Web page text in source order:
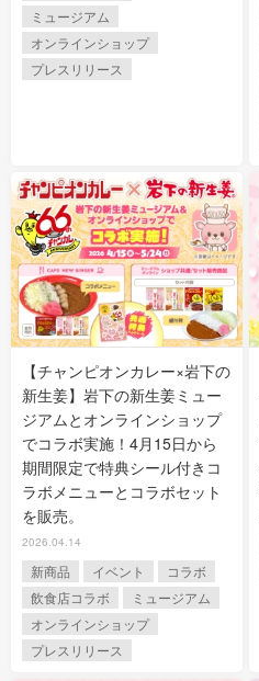
ミュージアム
オンラインショップ
プレスリリース
【チャンピオンカレー×岩下の
新生姜】岩下の新生姜ミュー
ジアムとオンラインショップ
でコラボ実施！4月15日から
期間限定で特典シール付きコ
ラボメニューとコラボセット
を販売。
2026.04.14
新商品 イベント
コラボ
飲食店コラボ
ミュージアム
オンラインショップ
プレスリリース